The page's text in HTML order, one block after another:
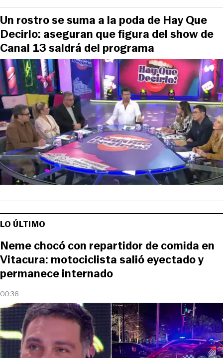
Un rostro se suma a la poda de Hay Que
Decirlo: aseguran que figura del show de
Canal 13 saldrá del programa
LO ÚLTIMO
00:36
Neme chocó con repartidor de comida en
Vitacura: motociclista salió eyectado y
permanece internado